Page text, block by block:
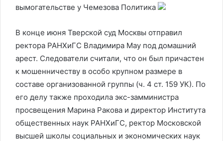
вымогательстве у Чемезова Политика
В конце июня Тверской суд Москвы отправил
ректора РАНХиГС Владимира Мау под домашний
арест. Следователи считали, что он был причастен
к мошенничеству в особо крупном размере в
составе организованной группы (ч. 4 ст. 159 УК). По
его делу также проходила экс-замминистра
просвещения Марина Ракова и директор Института
общественных наук РАНХиГС, ректор Московской
высшей школы социальных и экономических наук